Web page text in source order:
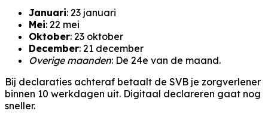
Januari: 23 januari
Mei: 22 mei
Oktober: 23 oktober
December: 21 december
Overige maanden: De 24e van de maand.
Bij declaraties achteraf betaalt de SVB je zorgverlener
binnen 10 werkdagen uit. Digitaal declareren gaat nog
sneller.